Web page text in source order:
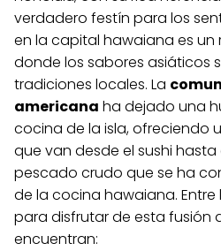
verdadero festín‍ para​ los
en ‌la capital hawaiana es un
donde los sabores asiáticos
tradiciones locales. La
americana ha dejado una
cocina de la ⁤isla, ofreciendo
que van desde el⁤ sushi
⁢pescado crudo que se ha
de la ⁢cocina hawaiana. Entre
para disfrutar de esta fusión
encuentran: